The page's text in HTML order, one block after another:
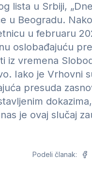
lista u Srbiji,
u Beogradu.
u februaru
oslobađajuću
iz vremena
Iako je Vrhovni
presuda
je ovaj slučaj
Podeli članak: